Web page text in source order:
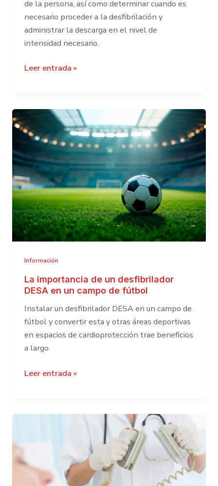
de la persona, así como determinar cuando es
necesario proceder a la desfibrilación y
administrar la descarga en el nivel de
intensidad necesario.
¿Son
emergencias
cardíacas
en
clínicas
dentales?
Leer entrada »
Información
La importancia de un desfibrilador
DESA en un campo de fútbol
Instalar un desfibrilador DESA en un campo de
fútbol y convertir esta y otras áreas deportivas
en espacios de cardioprotección trae beneficios
a largo
La
un
un
campo
Leer entrada »